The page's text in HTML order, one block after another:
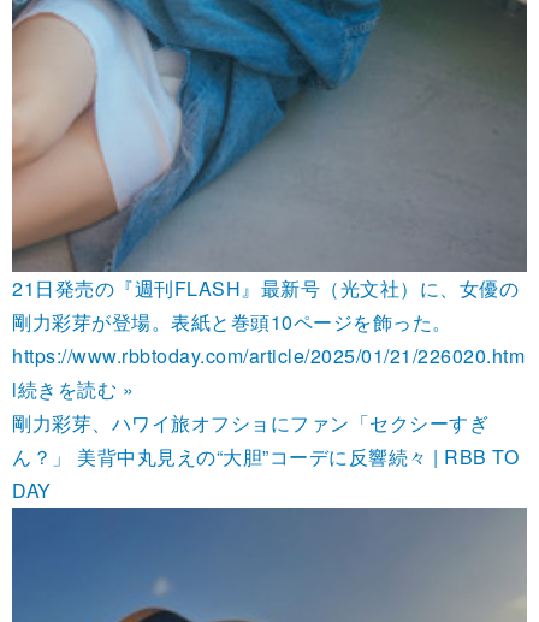
21日発売の『週刊FLASH』最新号（光文社）に、女優の
剛力彩芽が登場。表紙と巻頭10ページを飾った。
https://www.rbbtoday.com/article/2025/01/21/226020.htm
l続きを読む »
剛力彩芽、ハワイ旅オフショにファン「セクシーすぎ
ん？」 美背中丸見えの“大胆”コーデに反響続々 | RBB TO
DAY